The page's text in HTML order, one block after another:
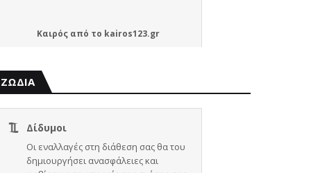
Καιρόςαπό το kairos123.gr
ΖΩΔΙΑ